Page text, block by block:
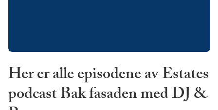
Her er alle episodene av Estates
podcast Bak fasaden med DJ &